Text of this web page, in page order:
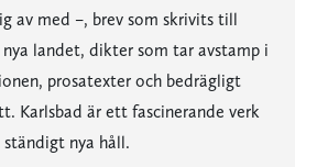
av med –, brev som skrivits till
landet, dikter som tar avstamp i
prosatexter och bedrägligt
Karlsbad är ett fascinerande verk
nya håll.